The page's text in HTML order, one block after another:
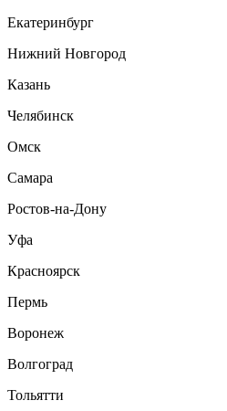
Екатеринбург
Нижний Новгород
Казань
Челябинск
Омск
Самара
Ростов-на-Дону
Уфа
Красноярск
Пермь
Воронеж
Волгоград
Тольятти